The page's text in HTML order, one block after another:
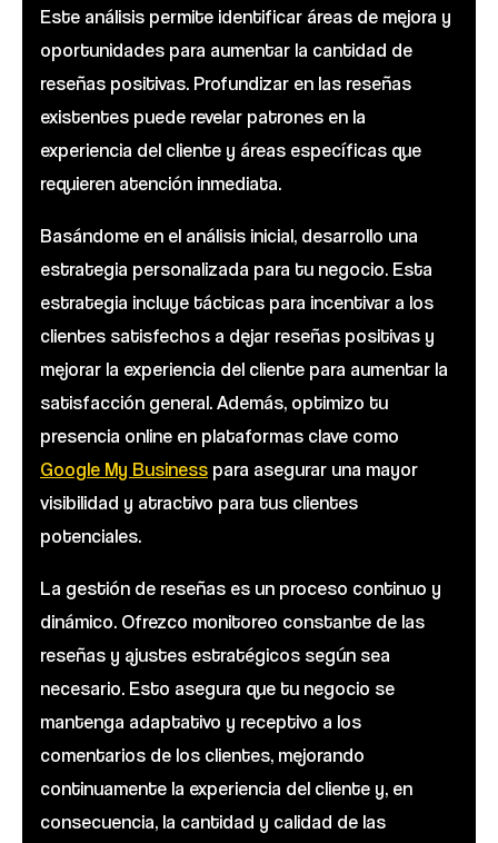
Este análisis permite identificar áreas de mejora y
oportunidades para aumentar la cantidad de
reseñas positivas. Profundizar en las reseñas
existentes puede revelar patrones en la
experiencia del cliente y áreas específicas que
requieren atención inmediata.
Basándome en el análisis inicial, desarrollo una
estrategia personalizada para tu negocio. Esta
estrategia incluye tácticas para incentivar a los
clientes satisfechos a dejar reseñas positivas y
mejorar la experiencia del cliente para aumentar la
satisfacción general. Además, optimizo tu
presencia online en plataformas clave como
Google My Business para asegurar una mayor
visibilidad y atractivo para tus clientes
potenciales.
La gestión de reseñas es un proceso continuo y
dinámico. Ofrezco monitoreo constante de las
reseñas y ajustes estratégicos según sea
necesario. Esto asegura que tu negocio se
mantenga adaptativo y receptivo a los
comentarios de los clientes, mejorando
continuamente la experiencia del cliente y, en
consecuencia, la cantidad y calidad de las